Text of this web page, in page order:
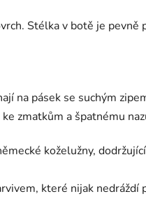
Stélka v botě je pevně
na pásek se suchým
zmatkům a špatnému
koželužny,
které nijak nedráždí